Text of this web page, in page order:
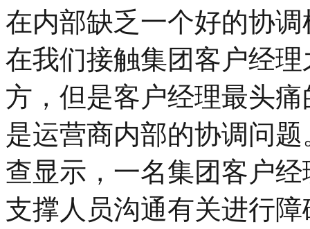
在内部缺乏一个好的协
在我们接触集团客户经
方，但是客户经理最头
是运营商内部的协调问
查显示，一名集团客户
支撑人员沟通有关进行